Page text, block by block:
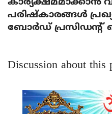
പരിഷ്‌കാരങ്ങള്‍
ബോര്‍ഡ് പ്രസിഡന്റ്
Discussion about this